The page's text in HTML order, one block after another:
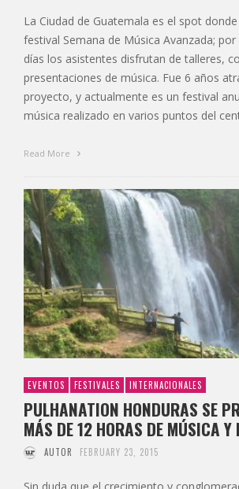
La Ciudad de Guatemala es el spot
festival Semana de Música Avanzada;
días los asistentes disfrutan de talleres,
presentaciones de música. Fue 6 años
proyecto, y actualmente es un festival
música realizado en varios puntos del
Read More
EVENTOS FESTIVALES INTERNACIONALES
PULHANATION HONDURAS SE
MÁS DE 12 HORAS DE MÚSICA Y
AUTOR FEBRUARY 23, 2015